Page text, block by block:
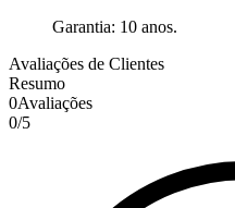
Garantia: 10 anos.
Avaliações de Clientes
Resumo
0Avaliações
0/5